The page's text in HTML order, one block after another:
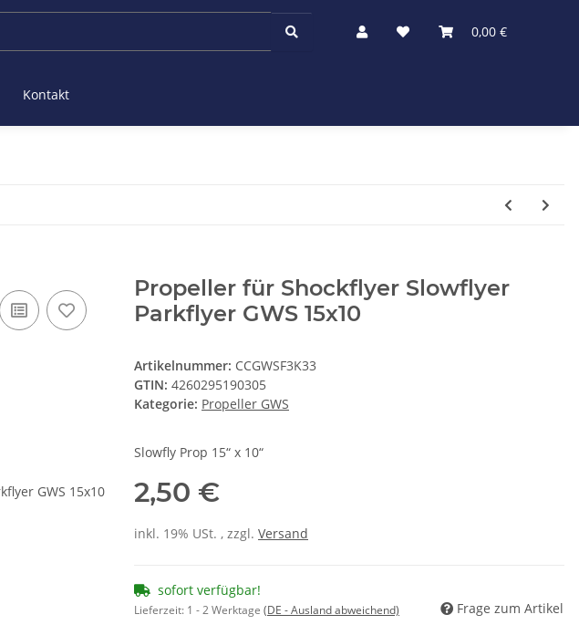
0,00 €
Kontakt
Propeller für Shockflyer Slowflyer
Parkflyer GWS 15x10
Artikelnummer: CCGWSF3K33
GTIN: 4260295190305
Kategorie: Propeller GWS
Slowfly Prop 15“ x 10“
2,50 €
inkl. 19% USt. , zzgl. Versand
sofort verfügbar!
Lieferzeit: 1 - 2 Werktage (DE - Ausland abweichend) Frage zum Artikel